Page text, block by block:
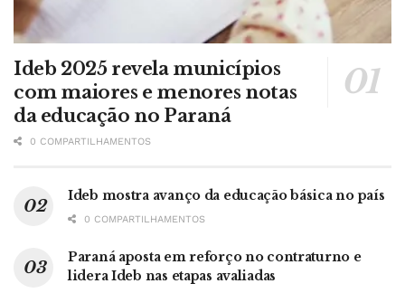
Ideb 2025 revela municípios
com maiores e menores notas
da educação no Paraná
0 COMPARTILHAMENTOS
Ideb mostra avanço da educação básica no país
0 COMPARTILHAMENTOS
Paraná aposta em reforço no contraturno e
lidera Ideb nas etapas avaliadas